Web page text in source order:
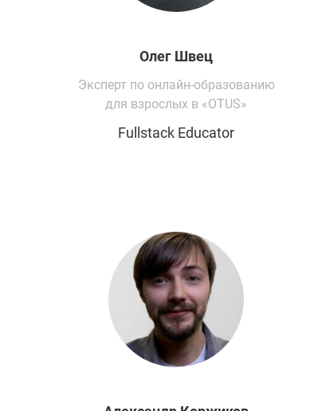
Олег Швец
Эксперт по онлайн-образованию
для взрослых в «OTUS»
Fullstack Educator